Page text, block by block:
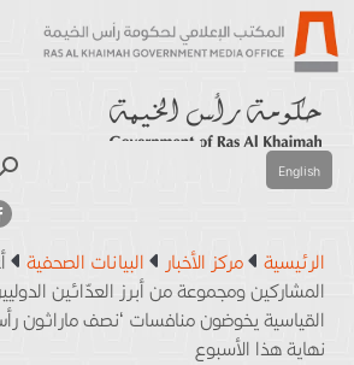
English
الرئيسية مركز الأخبار البيانات الصحفية
المشاركين ومجموعة من أبرز العدّائين
القياسية يخوضون منافسات ‘نصف ماراثون
نهاية هذا الأسبوع